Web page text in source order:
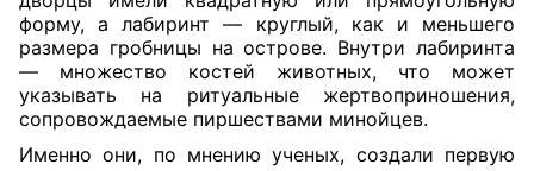
форму, а лабиринт — круглый, как и меньшего
размера гробницы на острове. Внутри лабиринта
— множество костей животных, что может
указывать на ритуальные жертвоприношения,
сопровождаемые пиршествами минойцев.
Именно они, по мнению ученых, создали первую